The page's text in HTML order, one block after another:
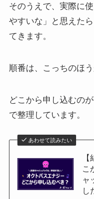
そのうえで、実際に
やすいな」と思えた
てきます。
順番は、こっちのほう
どこから申し込むの
で整理しています。
あわせて読みたい
こ
ャ
し